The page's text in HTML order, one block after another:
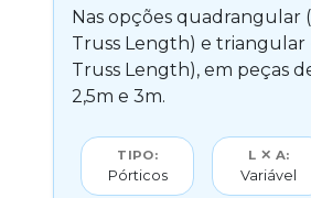
Nas opções quadrangular
Truss Length) e triangular
Truss Length), em peças
2,5m e 3m.
TIPO:
Pórticos
L ✕ A:
Variável